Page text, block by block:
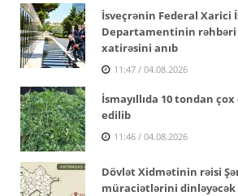
İsveçrənin Federal Xarici
Departamentinin rəhbəri
xatirəsini anıb
11:47 / 04.08.2026
İsmayıllıda 10 tondan
edilib
11:46 / 04.08.2026
Dövlət Xidmətinin rəisi
müraciətlərini dinləyəcək